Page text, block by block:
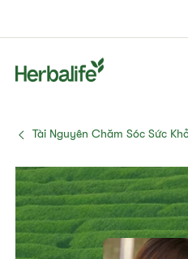
Tài Nguyên Chăm Sóc Sức